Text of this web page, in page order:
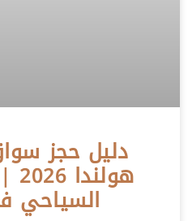
دليل حجز
السياحي